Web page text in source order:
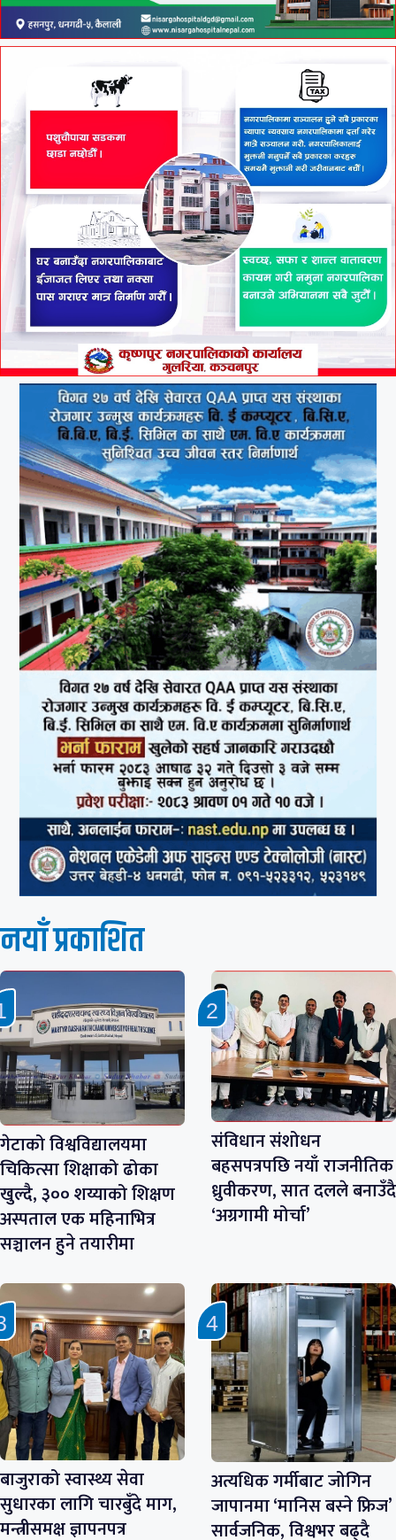
नयाँ प्रकाशित
गेटाको विश्वविद्यालयमा
चिकित्सा शिक्षाको ढोका
खुल्दै, ३०० शय्याको शिक्षण
अस्पताल एक महिनाभित्र
सञ्चालन हुने तयारीमा
संविधान संशोधन
बहसपत्रपछि नयाँ राजनीतिक
ध्रुवीकरण, सात दलले बनाउँदै
‘अग्रगामी मोर्चा’
बाजुराको स्वास्थ्य सेवा
सुधारका लागि चारबुँदे माग,
मन्त्रीसमक्ष ज्ञापनपत्र
अत्यधिक गर्मीबाट जोगिन
जापानमा ‘मानिस बस्ने फ्रिज’
सार्वजनिक, विश्वभर बढ्दै